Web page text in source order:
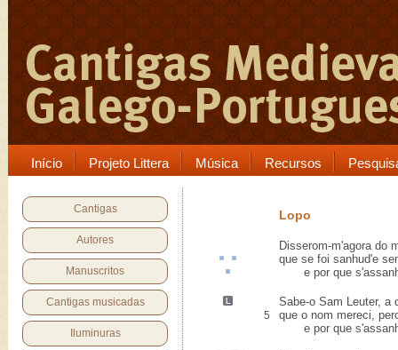
Início Projeto Littera Música Recursos
Cantigas
Autores
Manuscritos
Cantigas musicadas
Iluminuras
Lopo
Disserom-m'agora do
que se foi sanhud'e
e por que
Sabe-o Sam Leuter, a
5
que o nom mereci,
e por que